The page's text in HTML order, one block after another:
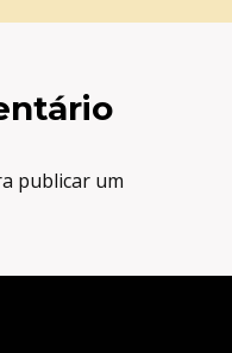
publicar um